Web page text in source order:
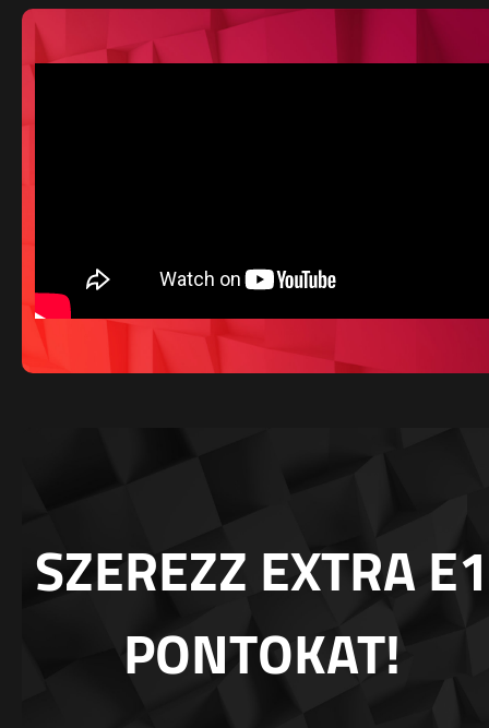
SZEREZZ EXTRA E1
PONTOKAT!